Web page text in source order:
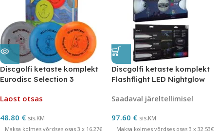
Discgolfi ketaste komplekt
Eurodisc Selection 3
Laost otsas
48.80 € sis.KM
Maksa kolmes võrdses osas 3 x 16.27€
Discgolfi ketaste komplekt
Flashflight LED Nightglow
Saadaval järeltellimisel
97.60 € sis.KM
Maksa kolmes võrdses osas 3 x 32.53€